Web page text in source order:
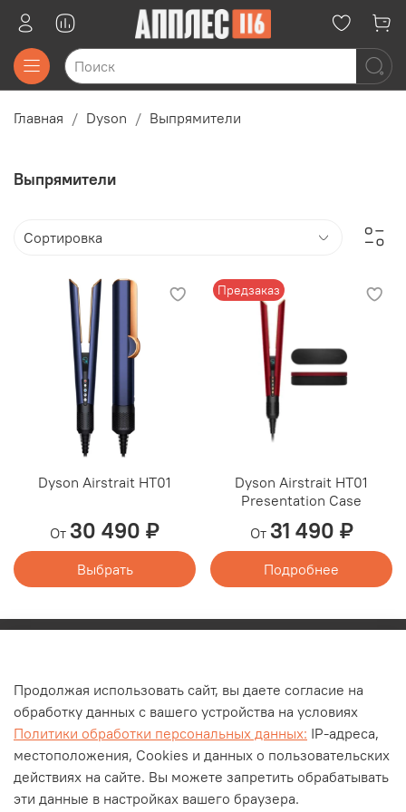
Главная Dyson Выпрямители
Выпрямители
Dyson Airstrait HT01
От 30 490 ₽
Выбрать
Предзаказ
Dyson Airstrait HT01
Presentation Case
От 31 490 ₽
Подробнее
О компании
Контакты
Оплата и доставка
Личный кабинет
Продолжая использовать сайт, вы даете согласие на
обработку данных с вашего устройства на условиях
Политики обработки персональных данных: IP-адреса,
местоположения, Cookies и данных о пользовательских
действиях на сайте. Вы можете запретить обрабатывать
эти данные в настройках вашего браузера.